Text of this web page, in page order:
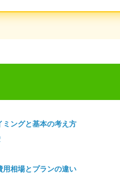
ングと基本の考え方
相場とプランの違い